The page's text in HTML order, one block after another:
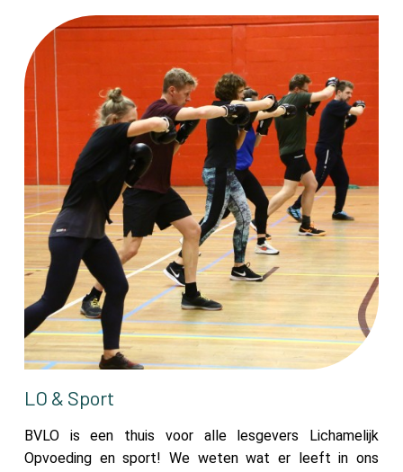
LO & Sport
BVLO is een thuis voor alle lesgevers Lichamelijk
Opvoeding en sport! We weten wat er leeft in ons